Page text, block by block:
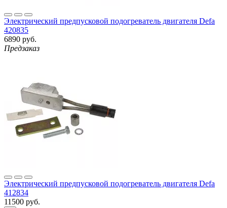
Электрический предпусковой подогреватель двигателя Defa
420835
6890 руб.
Предзаказ
Электрический предпусковой подогреватель двигателя Defa
412834
11500 руб.